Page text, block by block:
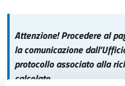
Attenzione! Procedere al
la comunicazione
protocollo associato alla
calcolato.